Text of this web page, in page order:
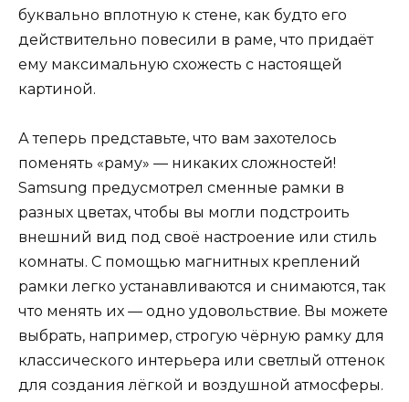
буквально вплотную к стене, как будто его
действительно повесили в раме, что придаёт
ему максимальную схожесть с настоящей
картиной.
А теперь представьте, что вам захотелось
поменять «раму» — никаких сложностей!
Samsung предусмотрел сменные рамки в
разных цветах, чтобы вы могли подстроить
внешний вид под своё настроение или стиль
комнаты. С помощью магнитных креплений
рамки легко устанавливаются и снимаются, так
что менять их — одно удовольствие. Вы можете
выбрать, например, строгую чёрную рамку для
классического интерьера или светлый оттенок
для создания лёгкой и воздушной атмосферы.